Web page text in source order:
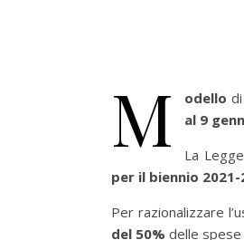
M odello
al 9
La
per il biennio 2021-
Per razionalizzare
del 50% delle